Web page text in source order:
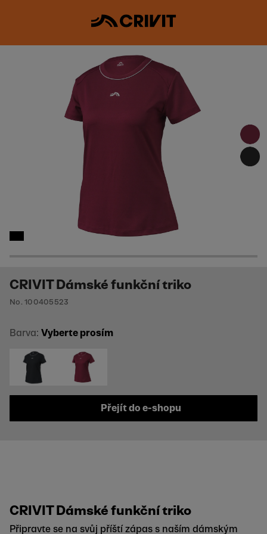
CRIVIT Dámské funkční triko
No. 100405523
Barva: Vyberte prosím
Přejít do e-shopu
CRIVIT Dámské funkční triko
Připravte se na svůj příští zápas s naším dámským